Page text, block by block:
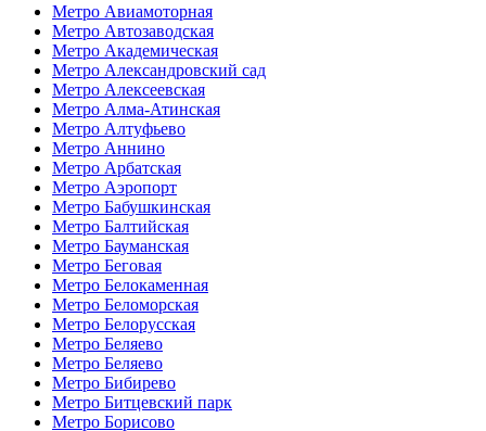
Метро Авиамоторная
Метро Автозаводская
Метро Академическая
Метро Александровский сад
Метро Алексеевская
Метро Алма-Атинская
Метро Алтуфьево
Метро Аннино
Метро Арбатская
Метро Аэропорт
Метро Бабушкинская
Метро Балтийская
Метро Бауманская
Метро Беговая
Метро Белокаменная
Метро Беломорская
Метро Белорусская
Метро Беляево
Метро Беляево
Метро Бибирево
Метро Битцевский парк
Метро Борисово